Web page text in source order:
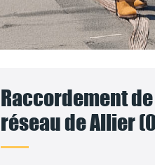
Raccordement
réseau de Allier